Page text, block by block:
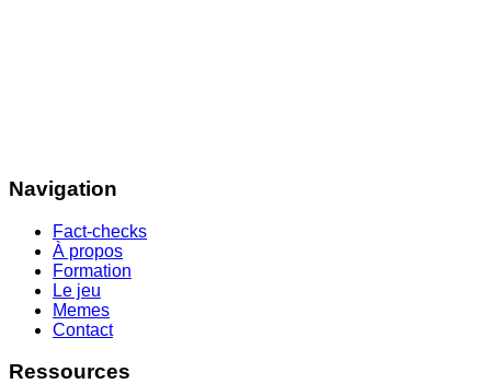
Navigation
Fact-checks
À propos
Formation
Le jeu
Memes
Contact
Ressources